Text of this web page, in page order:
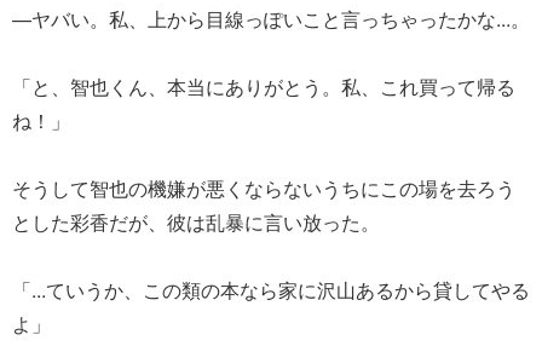
—ヤバい。私、上から目線っぽいこと言っちゃったかな...。
「と、智也くん、本当にありがとう。私、これ買って帰る
ね！」
そうして智也の機嫌が悪くならないうちにこの場を去ろう
とした彩香だが、彼は乱暴に言い放った。
「...ていうか、この類の本なら家に沢山あるから貸してやる
よ」